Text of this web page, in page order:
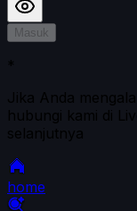
Masuk
*
Jika Anda
hubungi kami di
selanjutnya
home